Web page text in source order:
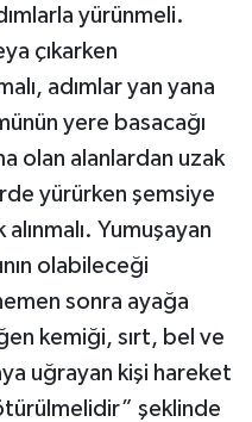
yürünmeli.
çıkarken
adımlar yan yana
yere basacağı
olan alanlardan uzak
yürürken şemsiye
Yumuşayan
olabileceği
sonra ayağa
kemiği, sırt, bel ve
uğrayan kişi hareket
şeklinde